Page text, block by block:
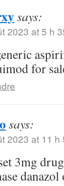
says:
2023 at 5 h
for
says:
2023 at 11 h
3mg drug